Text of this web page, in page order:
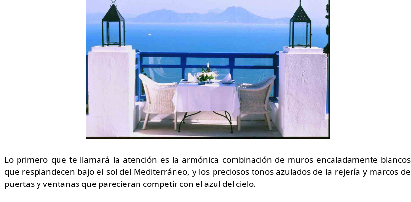
Lo primero que te llamará la atención es la armónica combinación de muros encaladamente blancos
que resplandecen bajo el sol del Mediterráneo, y los preciosos tonos azulados de la rejería y marcos de
puertas y ventanas que parecieran competir con el azul del cielo.